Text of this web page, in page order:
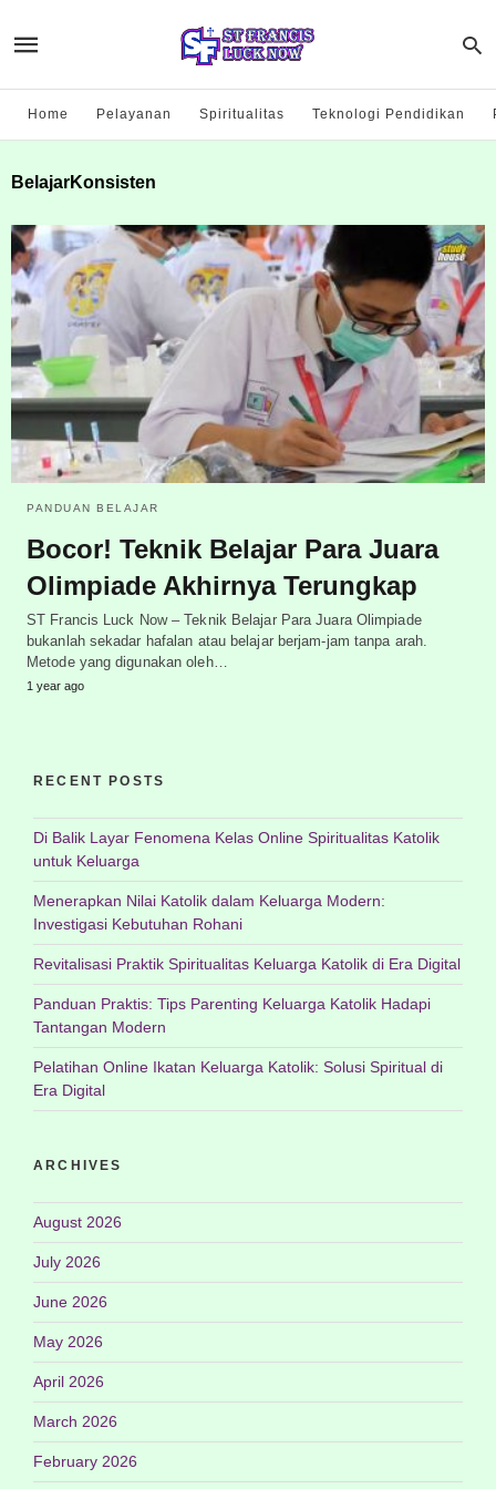
Home Pelayanan Spiritualitas Teknologi Pendidikan
BelajarKonsisten
PANDUAN BELAJAR
Bocor! Teknik Belajar Para Juara
Olimpiade Akhirnya Terungkap
ST Francis Luck Now – Teknik Belajar Para Juara Olimpiade
bukanlah sekadar hafalan atau belajar berjam-jam tanpa arah.
Metode yang digunakan oleh…
1 year ago
RECENT POSTS
Di Balik Layar Fenomena Kelas Online Spiritualitas Katolik
untuk Keluarga
Menerapkan Nilai Katolik dalam Keluarga Modern:
Investigasi Kebutuhan Rohani
Revitalisasi Praktik Spiritualitas Keluarga Katolik di Era Digital
Panduan Praktis: Tips Parenting Keluarga Katolik Hadapi
Tantangan Modern
Pelatihan Online Ikatan Keluarga Katolik: Solusi Spiritual di
Era Digital
ARCHIVES
August 2026
July 2026
June 2026
May 2026
April 2026
March 2026
February 2026